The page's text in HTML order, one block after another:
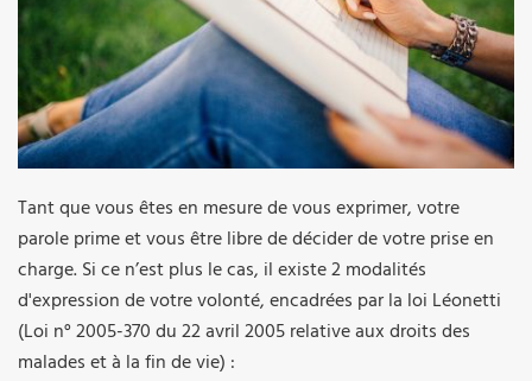
Tant que vous êtes en mesure de vous exprimer, votre
parole prime et vous être libre de décider de votre prise en
charge. Si ce n’est plus le cas, il existe 2 modalités
d'expression de votre volonté, encadrées par la loi Léonetti
(Loi n° 2005-370 du 22 avril 2005 relative aux droits des
malades et à la fin de vie) :